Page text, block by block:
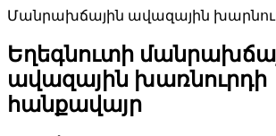
Մանրախճային ավազային
Եղեգնուտի
ավազային խառնուրդի
հանքավայր